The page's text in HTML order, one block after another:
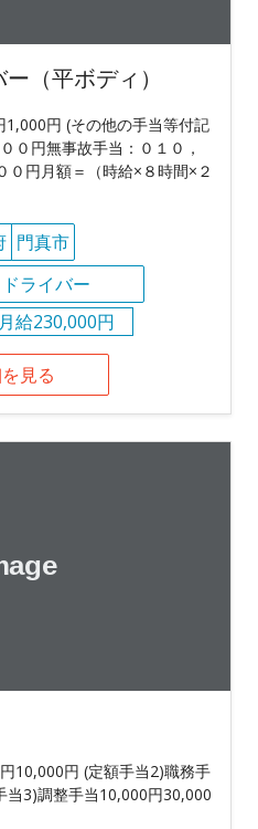
（平ボディ）
円 (その他の手当等付記
０円無事故手当：０１０，
０円月額＝（時給×８時間×２
門真市
ライバー
月給230,000円
見る
10,000円 (定額手当2)職務手
当3)調整手当10,000円30,000